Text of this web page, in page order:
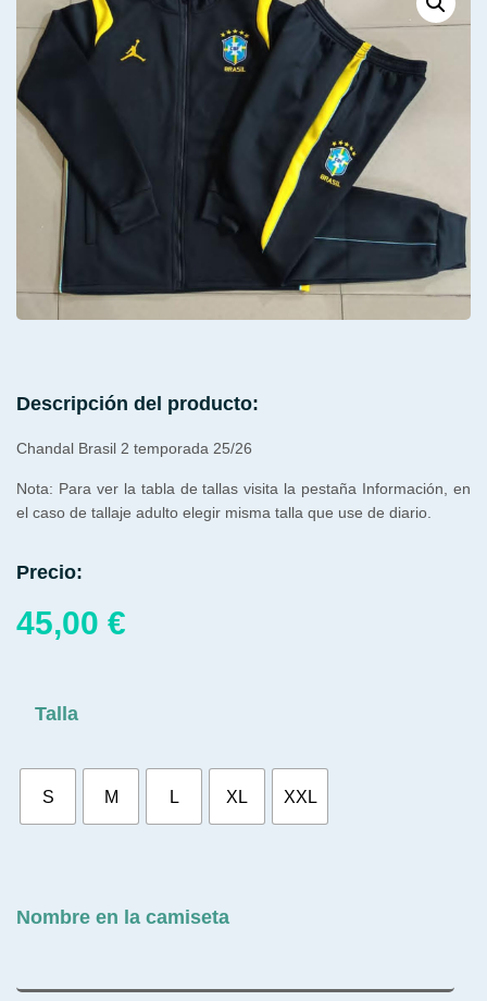
Descripción del producto:
Chandal Brasil 2 temporada 25/26
Nota: Para ver la tabla de tallas visita la pestaña Información, en
el caso de tallaje adulto elegir misma talla que use de diario.
Precio:
45,00 €
Talla
S M L XL XXL
Nombre en la camiseta